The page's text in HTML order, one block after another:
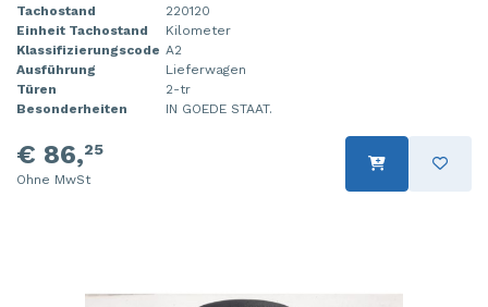
Tachostand
220120
Einheit Tachostand
Kilometer
Klassifizierungscode A2
Ausführung
Lieferwagen
Türen
2-tr
Besonderheiten
IN GOEDE STAAT.
€ 86,25
Ohne MwSt